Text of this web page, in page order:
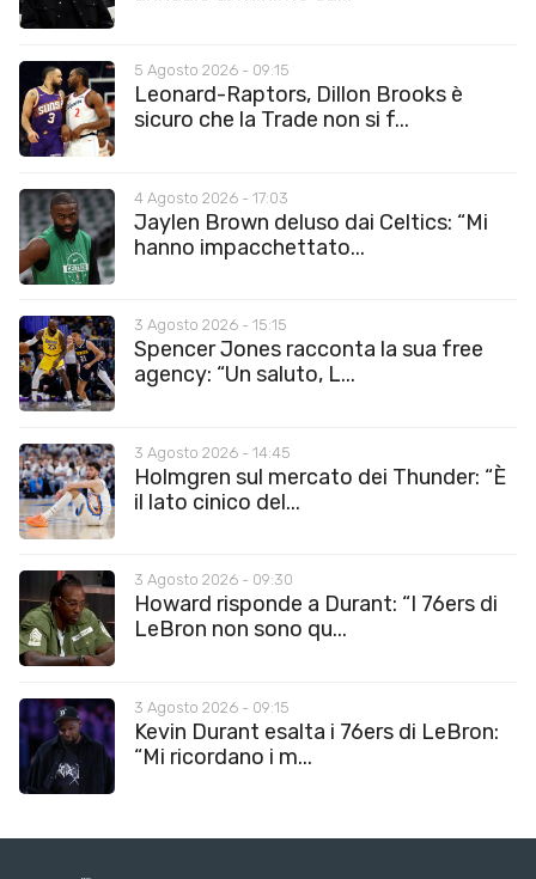
5 Agosto 2026 - 09:15
Leonard-Raptors, Dillon Brooks è
sicuro che la Trade non si f...
4 Agosto 2026 - 17:03
Jaylen Brown deluso dai Celtics: “Mi
hanno impacchettato...
3 Agosto 2026 - 15:15
Spencer Jones racconta la sua free
agency: “Un saluto, L...
3 Agosto 2026 - 14:45
Holmgren sul mercato dei Thunder: “È
il lato cinico del...
3 Agosto 2026 - 09:30
Howard risponde a Durant: “I 76ers di
LeBron non sono qu...
3 Agosto 2026 - 09:15
Kevin Durant esalta i 76ers di LeBron:
“Mi ricordano i m...